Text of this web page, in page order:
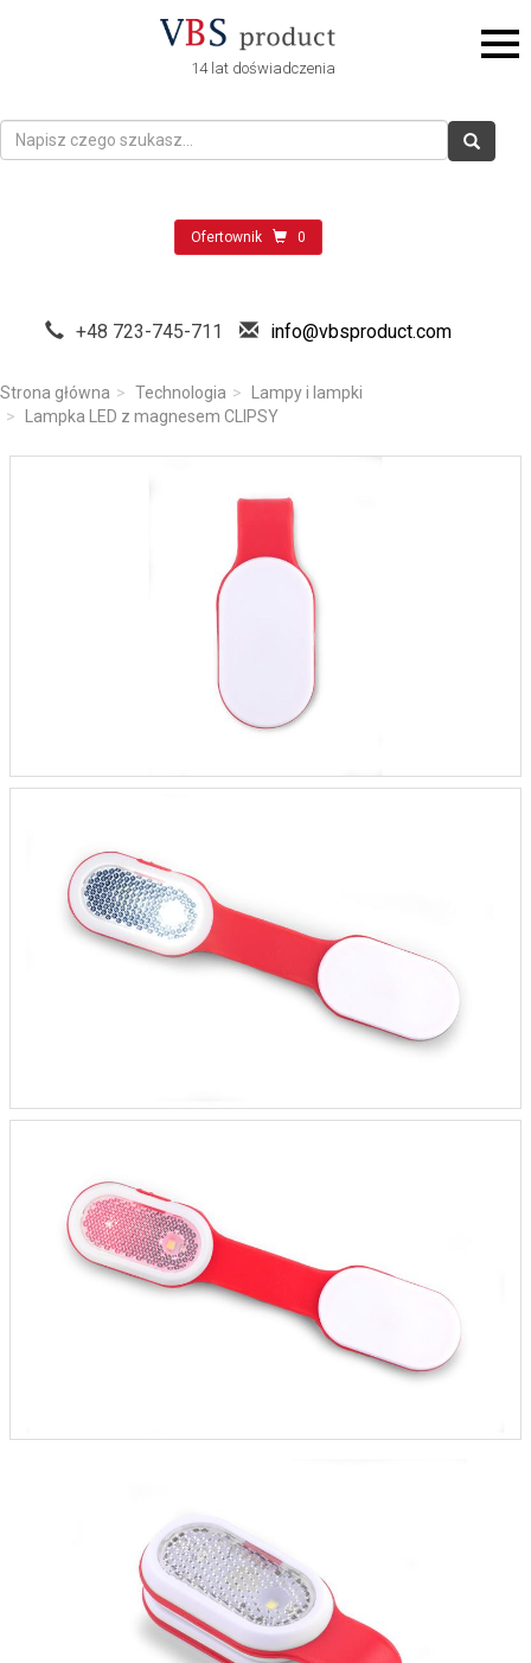
14 lat doświadczenia
Ofertownik 0
+48 723-745-711 info@vbsproduct.com
Strona główna Technologia
Lampy i lampki
Lampka LED z magnesem CLIPSY